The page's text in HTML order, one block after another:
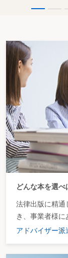
どんな本を選
法律出版に精通
き、事業者様に
アドバイザー派